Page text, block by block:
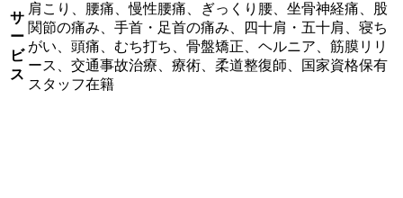
サ
ー
ビ
ス
肩こり、腰痛、慢性腰痛、ぎっくり腰、坐骨神経痛、股
関節の痛み、手首・足首の痛み、四十肩・五十肩、寝ち
がい、頭痛、むち打ち、骨盤矯正、ヘルニア、筋膜リリ
ース、交通事故治療、療術、柔道整復師、国家資格保有
スタッフ在籍